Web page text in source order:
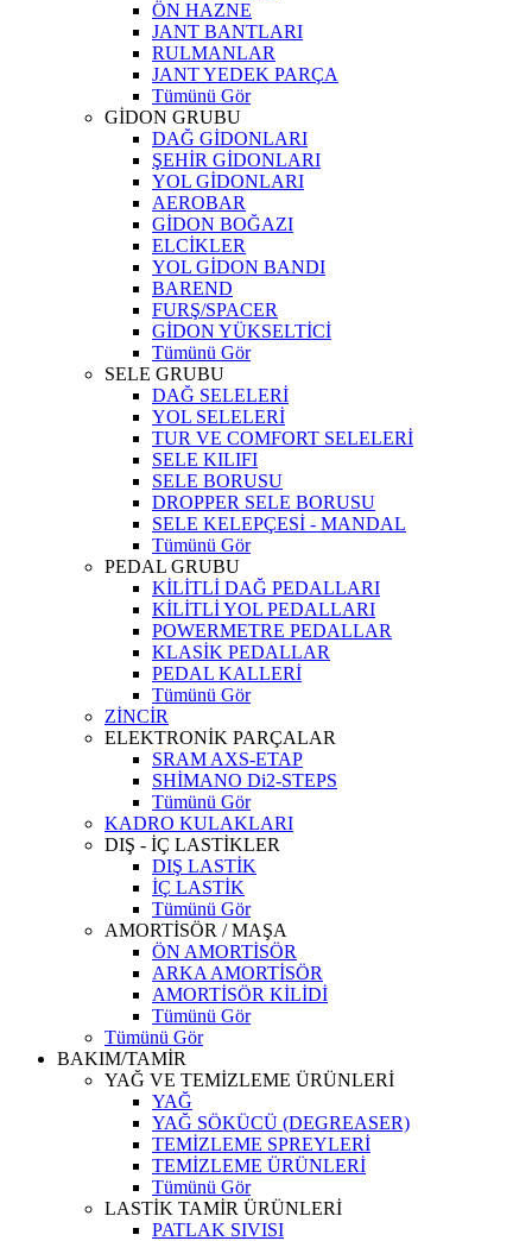
ÖN HAZNE
JANT BANTLARI
RULMANLAR
JANT YEDEK PARÇA
Tümünü Gör
GİDON GRUBU
DAĞ GİDONLARI
ŞEHİR GİDONLARI
YOL GİDONLARI
AEROBAR
GİDON BOĞAZI
ELCİKLER
YOL GİDON BANDI
BAREND
FURŞ/SPACER
GİDON YÜKSELTİCİ
Tümünü Gör
SELE GRUBU
DAĞ SELELERİ
YOL SELELERİ
TUR VE COMFORT SELELERİ
SELE KILIFI
SELE BORUSU
DROPPER SELE BORUSU
SELE KELEPÇESİ - MANDAL
Tümünü Gör
PEDAL GRUBU
KİLİTLİ DAĞ PEDALLARI
KİLİTLİ YOL PEDALLARI
POWERMETRE PEDALLAR
KLASİK PEDALLAR
PEDAL KALLERİ
Tümünü Gör
ZİNCİR
ELEKTRONİK PARÇALAR
SRAM AXS-ETAP
SHİMANO Di2-STEPS
Tümünü Gör
KADRO KULAKLARI
DIŞ - İÇ LASTİKLER
DIŞ LASTİK
İÇ LASTİK
Tümünü Gör
AMORTİSÖR / MAŞA
ÖN AMORTİSÖR
ARKA AMORTİSÖR
AMORTİSÖR KİLİDİ
Tümünü Gör
Tümünü Gör
BAKIM/TAMİR
YAĞ VE TEMİZLEME ÜRÜNLERİ
YAĞ
YAĞ SÖKÜCÜ (DEGREASER)
TEMİZLEME SPREYLERİ
TEMİZLEME ÜRÜNLERİ
Tümünü Gör
LASTİK TAMİR ÜRÜNLERİ
PATLAK SIVISI